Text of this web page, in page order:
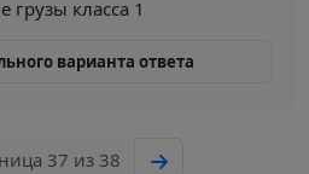
грузы класса 1
варианта ответа
37 из 38